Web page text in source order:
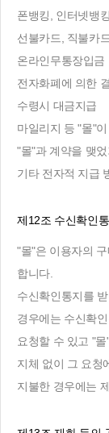
폰뱅킹, 인터넷뱅
선불카드, 직불카
온라인무통장입금
전자화폐에 의한
수령시 대금지급
마일리지 등 "몰"
"몰"과 계약을 맺
기타 전자적 지급
제12조 수신확인
"몰"은 이용자의
합니다.
수신확인통지를
경우에는 수신확
요청할 수 있고 "
지체 없이 그 요청
지불한 경우에는